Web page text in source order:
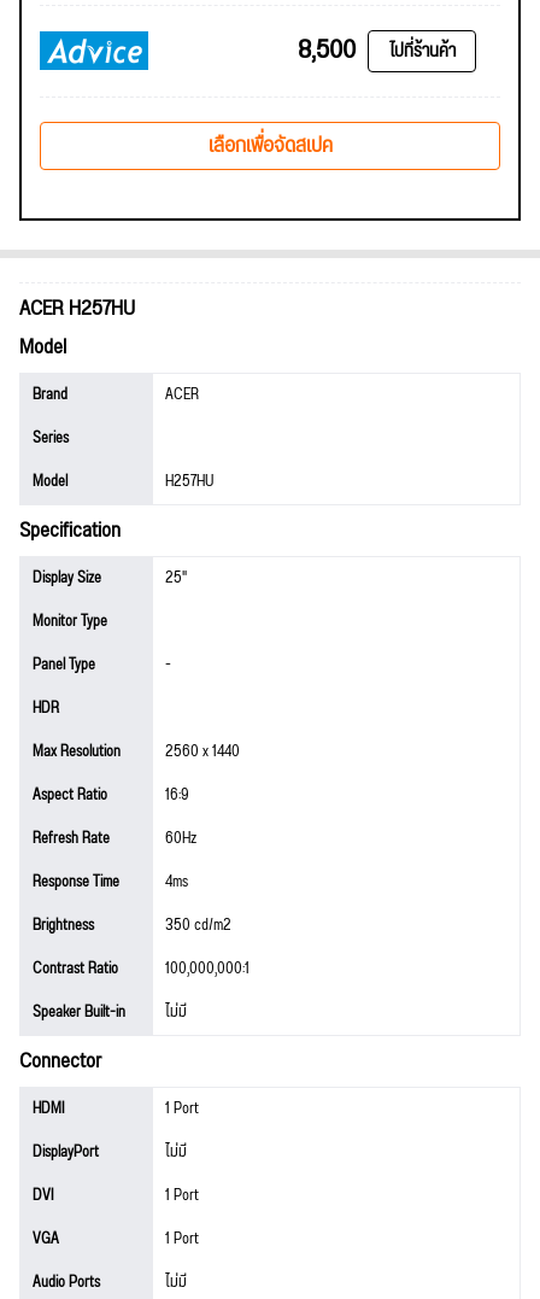
8,500 ไปที่ร้านค้า
เลือกเพื่อจัดสเปค
ACER H257HU
Model
Brand
ACER
Series
Model
H257HU
Specification
Display Size
25"
Monitor Type
Panel Type
-
HDR
Max Resolution
2560 x 1440
Aspect Ratio
16:9
Refresh Rate
60Hz
Response Time
4ms
Brightness
350 cd/m2
Contrast Ratio
100,000,000:1
Speaker Built-in
ไม่มี
Connector
HDMI
1 Port
DisplayPort
ไม่มี
DVI
1 Port
VGA
1 Port
Audio Ports
ไม่มี